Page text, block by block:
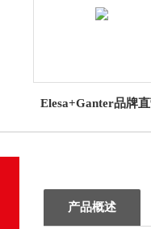
Elesa+Ganter品牌
CKE 的折叠 钥匙批
产品概述